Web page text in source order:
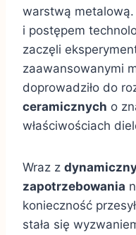
warstwą
i postępem
zaczęli
zaawansowanymi
doprowadziło do
ceramicznych o
właściwościach
Wraz z
zapotrzebowania
konieczność
stała się